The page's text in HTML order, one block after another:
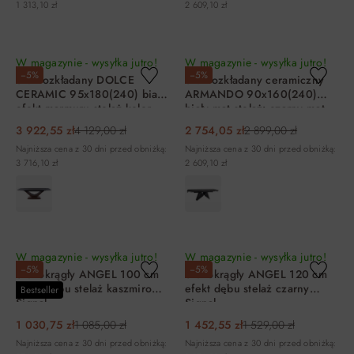
1 313,10 zł
2 609,10 zł
−5%
W magazynie - wysyłka jutro!
Stół rozkładany DOLCE
CERAMIC 95x180(240) biały
efekt marmuru stelaż kolor
dąb Signal
3 922,55 zł4 129,00 zł
Najniższa cena z 30 dni przed obniżką:
3 716,10 zł
−5%
W magazynie - wysyłka jutro!
Stół rozkładany ceramiczny
ARMANDO 90x160(240)
biały mat stelaż: czarny mat
2 754,05 zł2 899,00 zł
Najniższa cena z 30 dni przed obniżką:
2 609,10 zł
−5%
Bestseller
W magazynie - wysyłka jutro!
Stół okrągły ANGEL 100 cm
efekt dębu stelaż kaszmirowy
Signal
1 030,75 zł1 085,00 zł
Najniższa cena z 30 dni przed obniżką:
−5%
W magazynie - wysyłka jutro!
Stół okrągły ANGEL 120 cm
efekt dębu stelaż czarny
Signal
1 452,55 zł1 529,00 zł
Najniższa cena z 30 dni przed obniżką: